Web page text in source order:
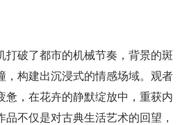
打破了都市的机械节奏，背景的斑
，构建出沉浸式的情感场域。观者
惫，在花卉的静默绽放中，重获内
不仅是对古典生活艺术的回望，